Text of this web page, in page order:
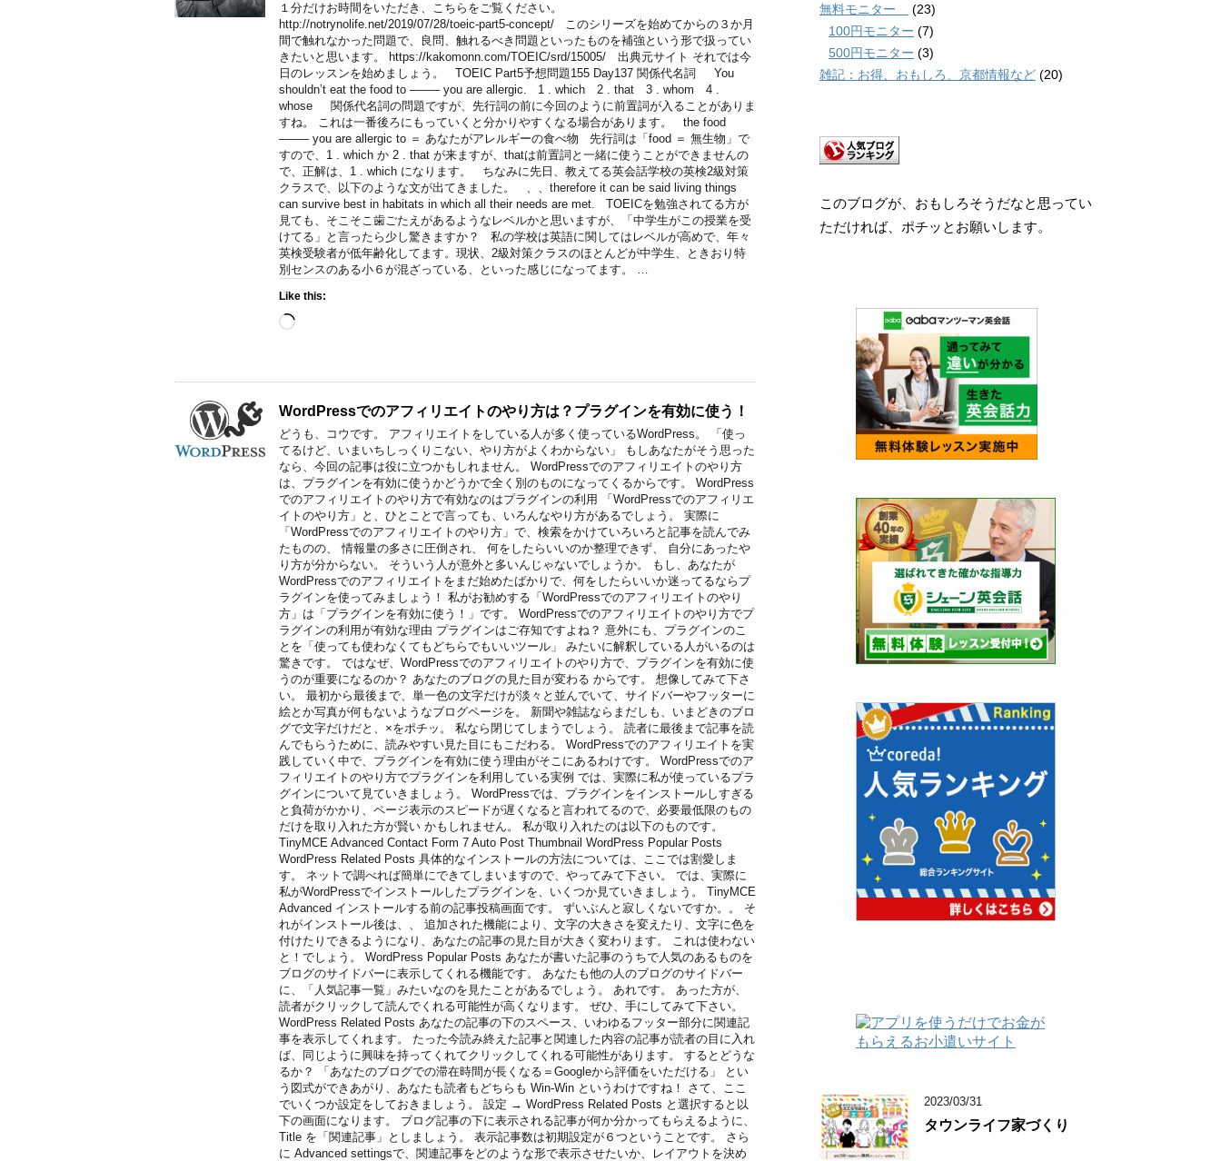
１分だけお時間をいただき、こちらをご覧ください。
http://notrynolife.net/2019/07/28/toeic-part5-concept/ このシリーズを始めてからの３か月
間で触れなかった問題で、良問、触れるべき問題といったものを補強という形で扱ってい
きたいと思います。 https://kakomonn.com/TOEIC/srd/15005/ 出典元サイト それでは今
日のレッスンを始めましょう。 TOEIC Part5予想問題155 Day137 関係代名詞 You
shouldn’t eat the food to ——– you are allergic. 1 . which 2 . that 3 . whom 4 .
whose 関係代名詞の問題ですが、先行詞の前に今回のように前置詞が入ることがありま
すね。 これは一番後ろにもっていくと分かりやすくなる場合があります。 the food
——– you are allergic to ＝ あなたがアレルギーの食べ物 先行詞は「food ＝ 無生物」で
すので、1 . which か 2 . that が来ますが、thatは前置詞と一緒に使うことができませんの
で、正解は、1 . which になります。 ちなみに先日、教えてる英会話学校の英検2級対策
クラスで、以下のような文が出てきました。 、、therefore it can be said living things
can survive best in habitats in which all their needs are met. TOEICを勉強されてる方が
見ても、そこそこ歯ごたえがあるようなレベルかと思いますが、「中学生がこの授業を受
けてる」と言ったら少し驚きますか？ 私の学校は英語に関してはレベルが高めで、年々
英検受験者が低年齢化してます。現状、2級対策クラスのほとんどが中学生、ときおり特
別センスのある小６が混ざっている、といった感じになってます。 …
Like this:
Loading…
WordPressでのアフィリエイトのやり方は？プラグインを有効に使う！
どうも、コウです。 アフィリエイトをしている人が多く使っているWordPress。 「使っ
てるけど、いまいちしっくりこない、やり方がよくわからない」 もしあなたがそう思った
なら、今回の記事は役に立つかもしれません。 WordPressでのアフィリエイトのやり方
は、プラグインを有効に使うかどうかで全く別のものになってくるからです。 WordPress
でのアフィリエイトのやり方で有効なのはプラグインの利用 「WordPressでのアフィリエ
イトのやり方」と、ひとことで言っても、いろんなやり方があるでしょう。 実際に
「WordPressでのアフィリエイトのやり方」で、検索をかけていろいろと記事を読んでみ
たものの、 情報量の多さに圧倒され、 何をしたらいいのか整理できず、 自分にあったや
り方が分からない。 そういう人が意外と多いんじゃないでしょうか。 もし、あなたが
WordPressでのアフィリエイトをまだ始めたばかりで、何をしたらいいか迷ってるならプ
ラグインを使ってみましょう！ 私がお勧めする「WordPressでのアフィリエイトのやり
方」は「プラグインを有効に使う！」です。 WordPressでのアフィリエイトのやり方でプ
ラグインの利用が有効な理由 プラグインはご存知ですよね？ 意外にも、プラグインのこ
とを「使っても使わなくてもどちらでもいいツール」 みたいに解釈している人がいるのは
驚きです。 ではなぜ、WordPressでのアフィリエイトのやり方で、プラグインを有効に使
うのが重要になるのか？ あなたのブログの見た目が変わる からです。 想像してみて下さ
い。 最初から最後まで、単一色の文字だけが淡々と並んでいて、サイドバーやフッターに
絵とか写真が何もないようなブログページを。 新聞や雑誌ならまだしも、いまどきのブロ
グで文字だけだと、×をポチッ。 私なら閉じてしまうでしょう。 読者に最後まで記事を読
んでもらうために、読みやすい見た目にもこだわる。 WordPressでのアフィリエイトを実
践していく中で、プラグインを有効に使う理由がそこにあるわけです。 WordPressでのア
フィリエイトのやり方でプラグインを利用している実例 では、実際に私が使っているプラ
グインについて見ていきましょう。 WordPressでは、プラグインをインストールしすぎる
と負荷がかかり、ページ表示のスピードが遅くなると言われてるので、必要最低限のもの
だけを取り入れた方が賢い かもしれません。 私が取り入れたのは以下のものです。
TinyMCE Advanced Contact Form 7 Auto Post Thumbnail WordPress Popular Posts
WordPress Related Posts 具体的なインストールの方法については、ここでは割愛しま
す。 ネットで調べれば簡単にできてしまいますので、やってみて下さい。 では、実際に
私がWordPressでインストールしたプラグインを、いくつか見ていきましょう。 TinyMCE
Advanced インストールする前の記事投稿画面です。 ずいぶんと寂しくないですか。。 そ
れがインストール後は、、 追加された機能により、文字の大きさを変えたり、文字に色を
付けたりできるようになり、あなたの記事の見た目が大きく変わります。 これは使わない
と！でしょう。 WordPress Popular Posts あなたが書いた記事のうちで人気のあるものを
ブログのサイドバーに表示してくれる機能です。 あなたも他の人のブログのサイドバー
に、「人気記事一覧」みたいなのを見たことがあるでしょう。 あれです。 あった方が、
読者がクリックして読んでくれる可能性が高くなります。 ぜひ、手にしてみて下さい。
WordPress Related Posts あなたの記事の下のスペース、いわゆるフッター部分に関連記
事を表示してくれます。 たった今読み終えた記事と関連した内容の記事が読者の目に入れ
ば、同じように興味を持ってくれてクリックしてくれる可能性があります。 するとどうな
るか？ 「あなたのブログでの滞在時間が長くなる＝Googleから評価をいただける」 とい
う図式ができあがり、あなたも読者もどちらも Win-Win というわけですね！ さて、ここ
でいくつか設定をしておきましょう。 設定 → WordPress Related Posts と選択すると以
下の画面になります。 ブログ記事の下に表示される記事が何か分かってもらえるように、
Title を「関連記事」としましょう。 表示記事数は初期設定が６つということです。 さら
に Advanced settingsで、関連記事をどのような形で表示させたいか、レイアウトを決め
無料モニター
(23)
100円モニター (7)
500円モニター (3)
雑記：お得、おもしろ、京都情報など (20)
このブログが、おもしろそうだなと思ってい
ただければ、ポチッとお願いします。